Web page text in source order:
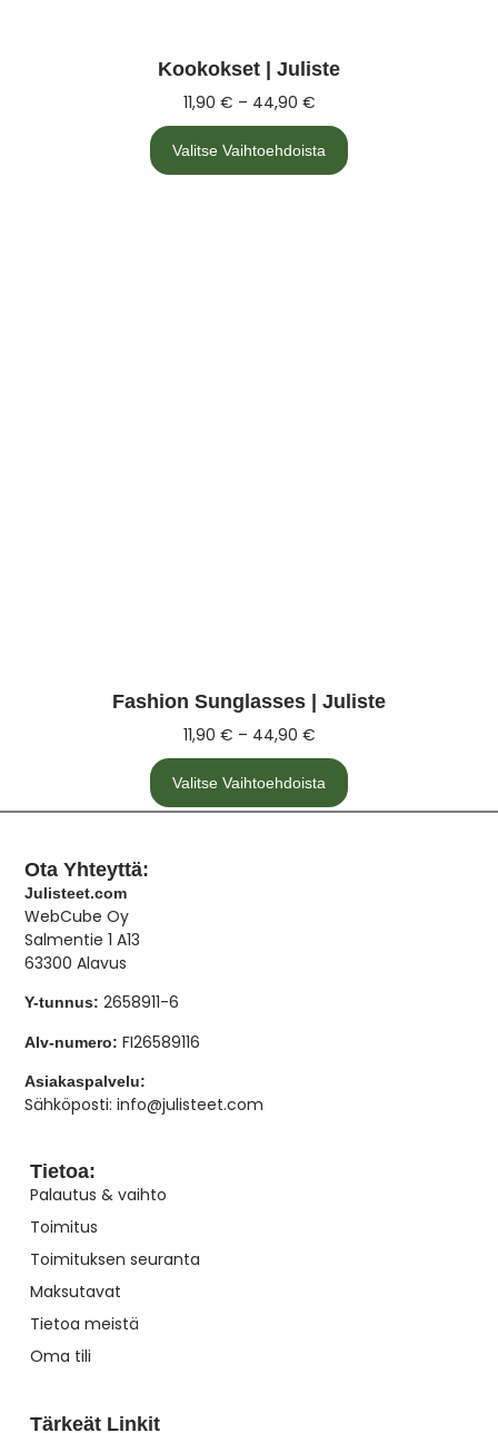
Kookokset | Juliste
11,90 € – 44,90 €
Valitse Vaihtoehdoista
Fashion Sunglasses | Juliste
11,90 € – 44,90 €
Valitse Vaihtoehdoista
Tietoa:
Palautus & vaihto
Toimitus
Toimituksen seuranta
Maksutavat
Tietoa meistä
Oma tili
Tärkeät Linkit
Ota Yhteyttä:
Julisteet.com
WebCube Oy
Salmentie 1 A13
63300 Alavus
Y-tunnus: 2658911-6
Alv-numero: FI26589116
Asiakaspalvelu:
Sähköposti: info@julisteet.com